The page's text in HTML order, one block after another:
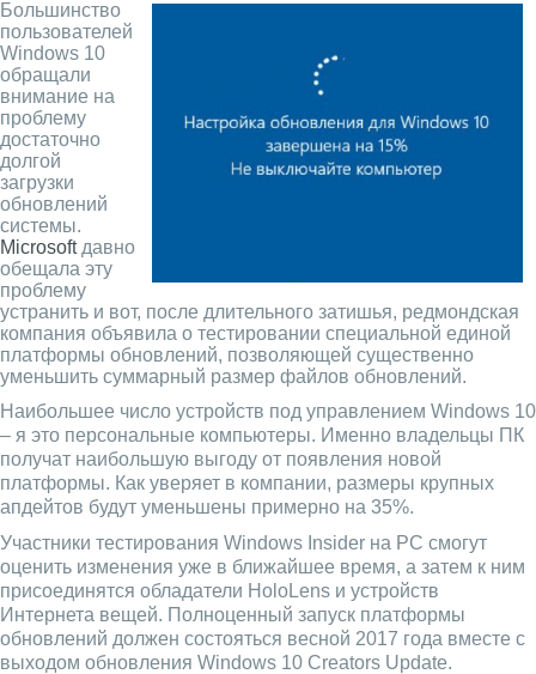
Большинство
пользователей
Windows 10
обращали
внимание на
проблему
достаточно
долгой
загрузки
обновлений
системы.
Microsoftдавно
обещала эту
проблему
устранить и вот, после длительного затишья, редмондская
компания объявила о тестировании специальной единой
платформы обновлений, позволяющей существенно
уменьшить суммарный размер файлов обновлений.
Наибольшее число устройств под управлением Windows 10
– я это персональные компьютеры. Именно владельцы ПК
получат наибольшую выгоду от появления новой
платформы. Как уверяет в компании, размеры крупных
апдейтов будут уменьшены примерно на 35%.
Участники тестирования Windows Insider на PC смогут
оценить изменения уже в ближайшее время, а затем к ним
присоединятся обладатели HoloLens и устройств
Интернета вещей. Полноценный запуск платформы
обновлений должен состояться весной 2017 года вместе с
выходом обновления Windows 10 Creators Update.